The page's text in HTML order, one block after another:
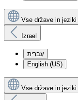
Vse države in jeziki
Izrael
עִברִית
English (US)
Vse države in jeziki